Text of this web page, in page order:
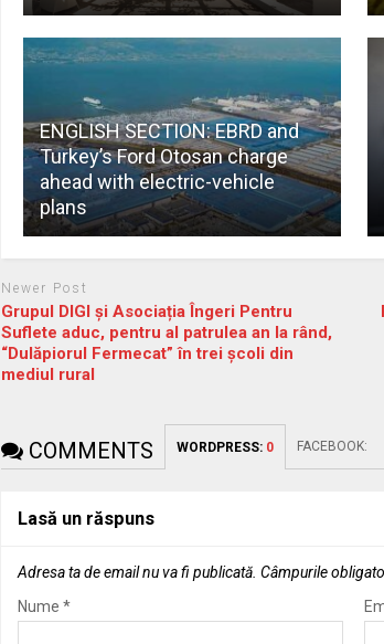
ENGLISH SECTION: EBRD and
Turkey’s Ford Otosan charge
ahead with electric-vehicle
plans
Newer Post
Grupul DIGI și Asociația Îngeri Pentru
Suflete aduc, pentru al patrulea an la rând,
“Dulăpiorul Fermecat” în trei școli din
mediul rural
COMMENTS WORDPRESS: 0 FACEBOOK:
Lasă un răspuns
Adresa ta de email nu va fi publicată. Câmpurile
Nume *